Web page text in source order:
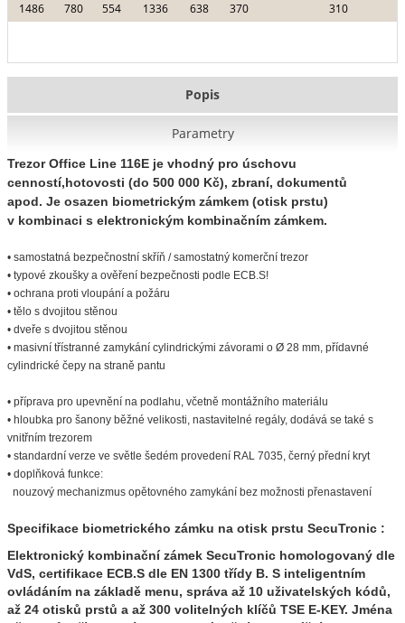
1486
780 554 1336 638 370 310
Popis
Parametry
Trezor Office Line 116E je vhodný pro úschovu
cenností,hotovosti (do 500 000 Kč), zbraní, dokumentů
apod. Je osazen biometrickým zámkem (otisk prstu)
v kombinaci s elektronickým kombinačním zámkem.
• samostatná bezpečnostní skříň / samostatný komerční trezor
• typové zkoušky a ověření bezpečnosti podle ECB.S!
• ochrana proti vloupání a požáru
• tělo s dvojitou stěnou
• dveře s dvojitou stěnou
• masivní třístranné zamykání cylindrickými závorami o Ø 28 mm, přídavné
cylindrické čepy na straně pantu
• příprava pro upevnění na podlahu, včetně montážního materiálu
• hloubka pro šanony běžné velikosti, nastavitelné regály, dodává se také s
vnitřním trezorem
• standardní verze ve světle šedém provedení RAL 7035, černý přední kryt
• doplňková funkce:
nouzový mechanizmus opětovného zamykání bez možnosti přenastavení
Specifikace biometrického zámku na otisk prstu SecuTronic :
Elektronický kombinační zámek SecuTronic homologovaný dle
VdS, certifikace ECB.S dle EN 1300 třídy B. S inteligentním
ovládáním na základě menu, správa až 10 uživatelských kódů,
až 24 otisků prstů a až 300 volitelných klíčů TSE E-KEY. Jména